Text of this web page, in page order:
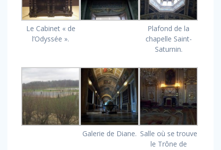
Le Cabinet « de
l’Odyssée ».
Plafond de la
chapelle Saint-
Saturnin.
Galerie de Diane. Salle où se trouve
le Trône de